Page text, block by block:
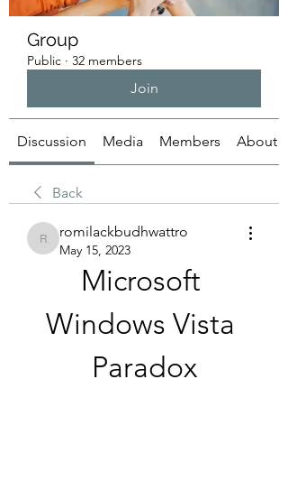
Group
Public · 32 members
Join
Discussion Media Members About
Back
romilackbudhwattro
romilackbudhwattro
May 15, 2023
Microsoft
Windows Vista
Paradox